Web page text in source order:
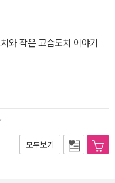
와 작은 고슴도치 이야기
모두보기